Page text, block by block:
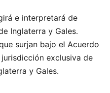
e interpretará de
Inglaterra y Gales.
surjan bajo el Acuerdo
exclusiva de
y Gales.